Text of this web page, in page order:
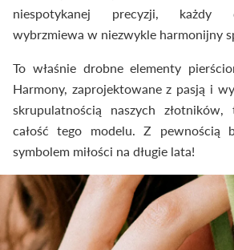
niespotykanej precyzji, każdy
wybrzmiewa w niezwykle harmonijny
To właśnie drobne elementy
Harmony, zaprojektowane z pasją i
skrupulatnością naszych
całość tego modelu. Z pewnością
symbolem miłości na długie lata!